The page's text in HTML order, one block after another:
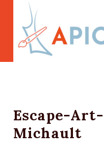
Escape-
Michault